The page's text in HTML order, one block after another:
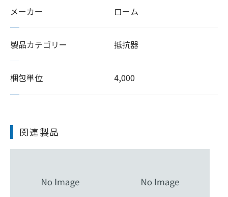
メーカー ローム
製品カテゴリー 抵抗器
梱包単位 4,000
関連製品